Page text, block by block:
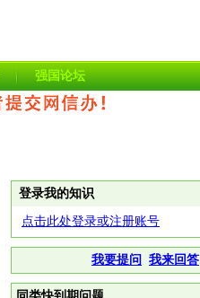
强国论坛
登录我的知识
点击此处登录或注册账号
我要提问 我来回答